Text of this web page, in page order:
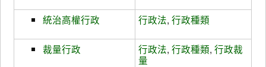
統治高權行政 行政法,行政種類
裁量行政 行政法,行政種類,行政裁
量